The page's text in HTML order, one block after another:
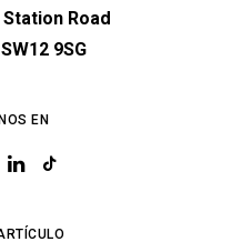
Road
9SG
EN